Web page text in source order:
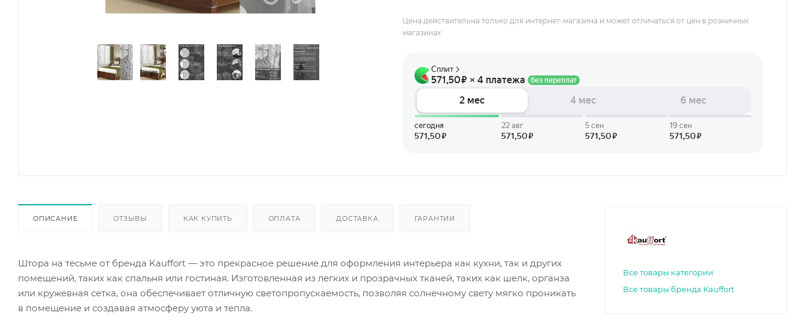
Цена действительна только для интернет-магазина и может отличаться от цен в розничных
магазинах
ОПИСАНИЕ ОТЗЫВЫ КАК КУПИТЬ ОПЛАТА ДОСТАВКА ГАРАНТИИ
Штора на тесьме от бренда Kauffort — это прекрасное решение для оформления интерьера как кухни, так и других
помещений, таких как спальня или гостиная. Изготовленная из легких и прозрачных тканей, таких как шелк, органза
или кружевная сетка, она обеспечивает отличную светопропускаемость, позволяя солнечному свету мягко проникать
в помещение и создавая атмосферу уюта и тепла.
Все товары категории
Все товары бренда Kauffort